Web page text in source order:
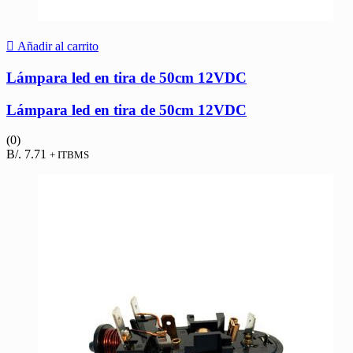
Añadir al carrito
Lámpara led en tira de 50cm 12VDC
Lámpara led en tira de 50cm 12VDC
(0)
B/. 7.71 + ITBMS